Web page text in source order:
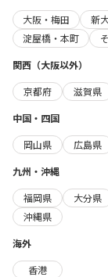
大阪・梅田
新
淀屋橋・本町
関西（大阪以外）
京都府
滋賀県
中国・四国
岡山県
広島県
九州・沖縄
福岡県
大分県
沖縄県
海外
香港